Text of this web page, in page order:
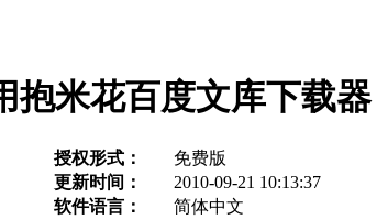
抱米花百度文库下载器
授权形式：
免费版
更新时间：
2010-09-21 10:13:37
软件语言：
简体中文